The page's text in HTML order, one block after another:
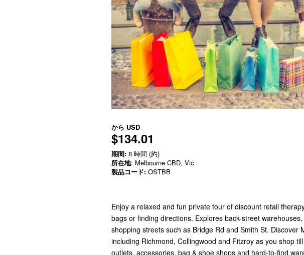
から USD
$134.01
期間: 8 時間 (約)
所在地: Melbourne CBD, Vic
製品コード: OSTBB
Enjoy a relaxed and fun private tour of discount retail
bags or finding directions. Explores back-street
shopping streets such as Bridge Rd and Smith St. Discover
including Richmond, Collingwood and Fitzroy as you shop
outlets, accessories, bag & shoe shops and hard-to-find